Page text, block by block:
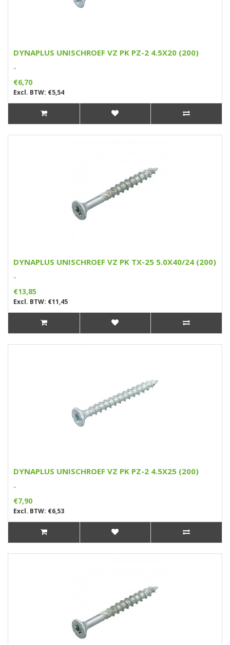
DYNAPLUS UNISCHROEF VZ PK PZ-2 4.5X20 (200)
..
€6,70
Excl. BTW: €5,54
DYNAPLUS UNISCHROEF VZ PK TX-25 5.0X40/24 (200)
..
€13,85
Excl. BTW: €11,45
DYNAPLUS UNISCHROEF VZ PK PZ-2 4.5X25 (200)
..
€7,90
Excl. BTW: €6,53